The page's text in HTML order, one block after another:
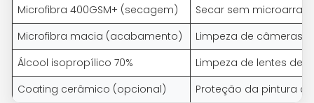
Microfibra 400GSM+ (secagem)
Secar sem
Microfibra macia (acabamento)
Limpeza de câmeras
Álcool isopropílico 70%
Limpeza de lentes de
Coating cerâmico (opcional)
Proteção da pintura